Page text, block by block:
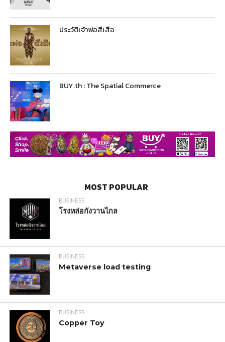
ประวัติเจ้าพ่อสีเสือ
BUY.th : The Spatial Commerce
MOST POPULAR
BUSINESS
โรงหล่อกังวานไกล
BUSINESS
Metaverse load testing
BUSINESS
Copper Toy